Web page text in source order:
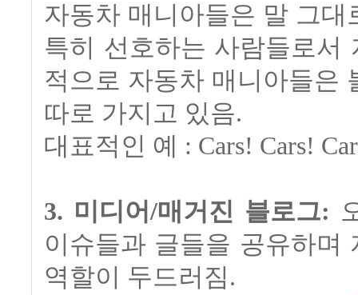
자동차 매니아들은 말 그
특히 선호하는 사람들로서
적으로 자동차 매니아들은
따로 가지고 있음.
대표적인 예 : Cars! Cars!
3. 미디어/매거진 블로그:
이슈들과 글들을 공유하며
역할이 두드러짐.